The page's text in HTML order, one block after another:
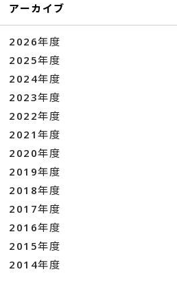
アーカイブ
2026年度
2025年度
2024年度
2023年度
2022年度
2021年度
2020年度
2019年度
2018年度
2017年度
2016年度
2015年度
2014年度